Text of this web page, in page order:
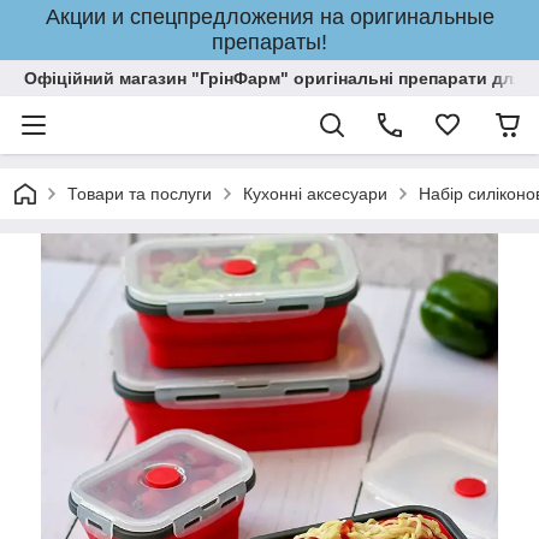
Акции и спецпредложения на оригинальные
препараты!
Офіційний магазин "ГрінФарм" оригінальні препарати для
Товари та послуги Кухонні аксесуари Набір